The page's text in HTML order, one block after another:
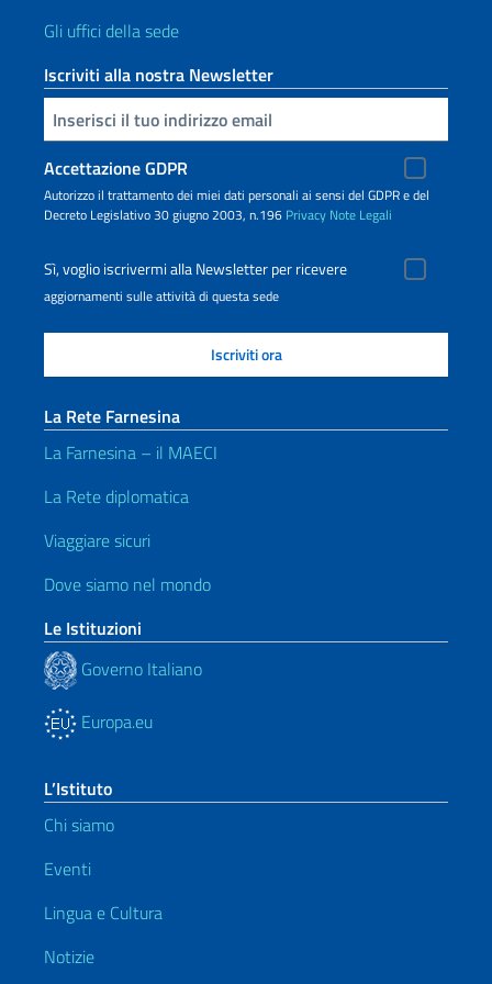
Gli uffici della sede
Iscriviti alla nostra Newsletter
Inserisci la tua email
Accettazione GDPR
Autorizzo il trattamento dei miei dati personali ai sensi del GDPR e del
Decreto Legislativo 30 giugno 2003, n.196 Privacy Note Legali
Sì, voglio iscrivermi alla Newsletter per ricevere
aggiornamenti sulle attività di questa sede
La Rete Farnesina
La Farnesina – il MAECI
La Rete diplomatica
Viaggiare sicuri
Dove siamo nel mondo
Le Istituzioni
Governo Italiano
Europa.eu
L’Istituto
Chi siamo
Eventi
Lingua e Cultura
Notizie